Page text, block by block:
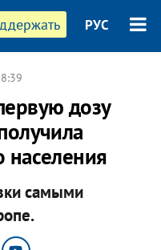
РУС
дозу
населения
самыми